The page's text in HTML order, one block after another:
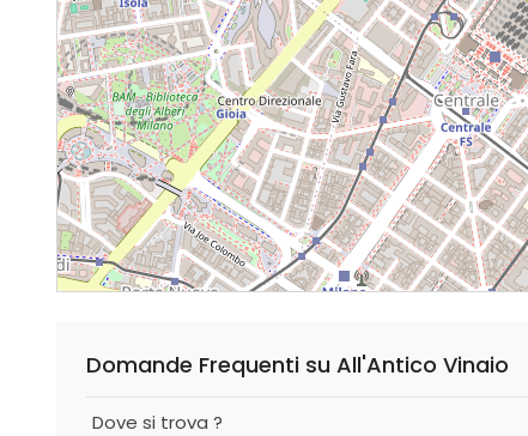
Domande Frequenti su All'Antico Vinaio
Dove si trova ?